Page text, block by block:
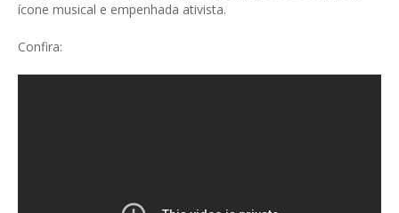
ícone musical e empenhada ativista.
Confira: